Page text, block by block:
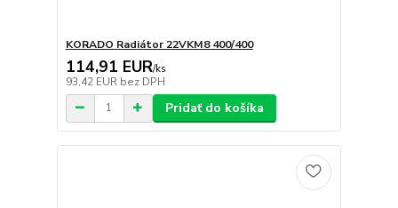
KORADO Radiátor 22VKM8 400/400
114,91 EUR/ks
93,42 EUR bez DPH
Pridať do košíka